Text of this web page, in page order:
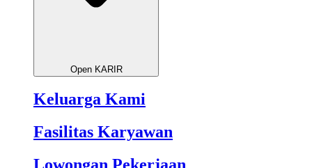
Open KARIR
Keluarga Kami
Fasilitas Karyawan